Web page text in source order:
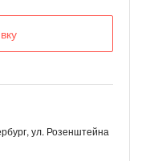
ул. Розенштейна